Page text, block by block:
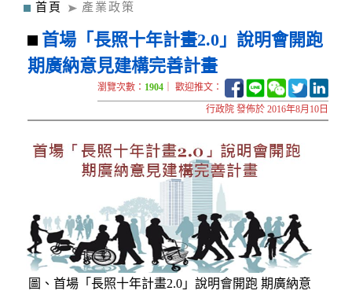
首頁 產業政策
首場「長照十年計畫2.0」說明會開跑
期廣納意見建構完善計畫
瀏覽次數： 1904 ｜ 歡迎推文：
行政院 發佈於 2016年8月10日
圖、首場「長照十年計畫2.0」說明會開跑 期廣納意